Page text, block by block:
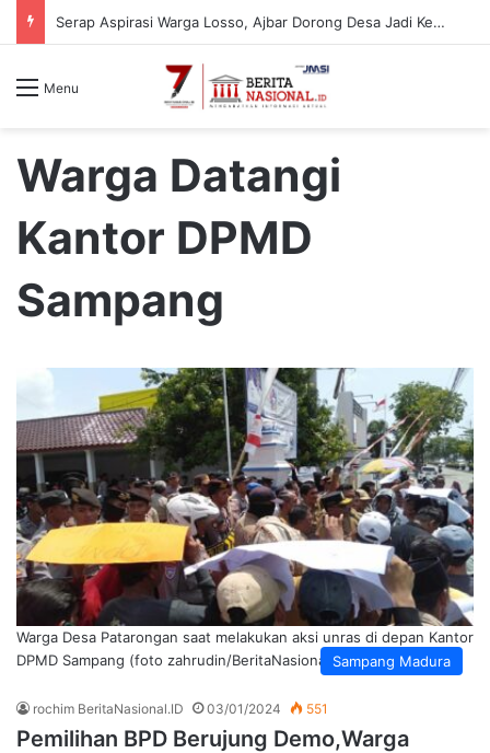
Serap Aspirasi Warga Losso, Ajbar Dorong Desa Jadi Kekuatan Ekonomi Masyarakat
Menu
Warga Datangi
Kantor DPMD
Sampang
Sampang Madura
Warga Desa Patarongan saat melakukan aksi unras di depan Kantor
DPMD Sampang (foto zahrudin/BeritaNasional.ID)
rochim BeritaNasional.ID 03/01/2024 551
Pemilihan BPD Berujung Demo,Warga